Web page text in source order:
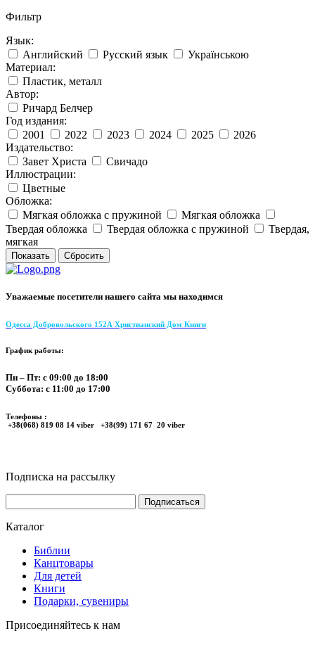
Фильтр
Язык:
Английский
Русский язык
Українською
Материал:
Пластик, металл
Автор:
Ричард Белчер
Год издания:
2001
2022 2023 2024 2025
2026
Издательство:
Завет Христа
Свичадо
Иллюстрации:
Цветные
Обложка:
Мягкая обложка с пружиной
Мягкая обложка
Твердая обложка
Твердая обложка с пружиной
Твердая,
мягкая
Уважаемые посетители нашего сайта мы находимся
Одесса Добровольского 152А Христианский Дом Книги
График работы:
Пн – Пт: с 09:00 до 18:00
Суббота: с 11:00 до 17:00
Телефоны :
+38(068) 819 08 14 viber +38(99) 171 67 20 viber
Подписка на рассылку
Каталог
Библии
Канцтовары
Для детей
Книги
Подарки, сувениры
Присоединяйтесь к нам